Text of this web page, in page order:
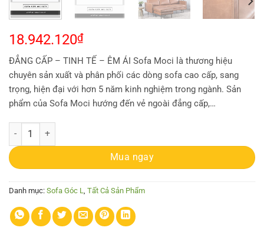
18.942.120₫
ĐẲNG CẤP – TINH TẾ – ÊM ÁI Sofa Moci là thương hiệu
chuyên sản xuất và phân phối các dòng sofa cao cấp, sang
trọng, hiện đại với hơn 5 năm kinh nghiệm trong ngành. Sản
phẩm của Sofa Moci hướng đến vẻ ngoài đẳng cấp,…
Sofa Góc MC-SG71 số lượng
Mua ngay
Danh mục: Sofa Góc L Tất Cả Sản Phẩm